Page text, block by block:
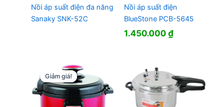
Nồi áp suất điện đa năng
Sanaky SNK-52C
Nồi áp suất điện
BlueStone PCB-5645
1.450.000₫
Giảm giá!
Giảm giá!